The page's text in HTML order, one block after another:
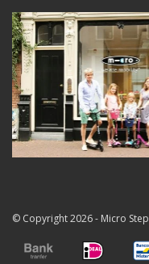
© Copyright 2026 - Micro Step